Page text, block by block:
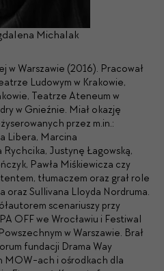
Michalak
Warszawie (2016). Pracował
Ludowym w Krakowie,
Teatrze Ateneum w
w Gnieźnie. Miał okazję
przez m.in.:
Libera, Marcina
Justynę Łagowską,
Pawła Miśkiewicza czy
tłumaczem oraz grał role
Sullivana Lloyda Nordruma.
scenariuszy przy
OFF we Wrocławiu i Festiwal
w Warszawie. Brał
fundacji Drama Way
MOW-ach i ośrodkach dla